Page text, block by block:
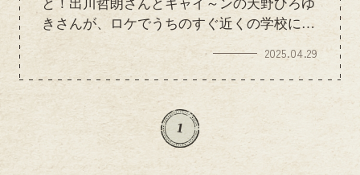
と！出川哲朗さんとキャイ～ンの天野ひろゆ
きさんが、ロケでうちのすぐ近くの学校に来
られていました！直接お店に来られたわけで
はないんですが、あの出川さんと天野さんが
すぐそこににいたなんて……！スタッフみん
な、そわそわ＆大騒ぎ(笑)放送では、知って
いる景色が映ってて大盛り上がり！地元に有
名人が来てくれるって、やっぱりうれしいで
すね。出川さん、天野さん、素敵な思い出を
2025.04.29
1